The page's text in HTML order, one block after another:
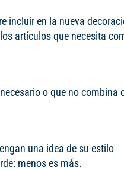
incluir en la nueva
artículos que necesita
o que no combina
una idea de su estilo
menos es más.